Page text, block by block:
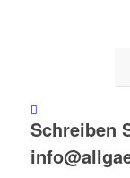
Schreiben